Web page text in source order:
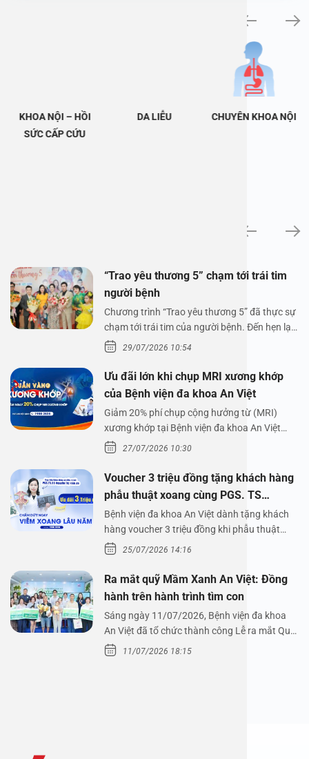
KHOA NỘI – HỒI
SỨC CẤP CỨU
DA LIỄU CHUYÊN KHOA NỘI
“Trao yêu thương 5” chạm tới trái tim
người bệnh
Chương trình “Trao yêu thương 5” đã thực sự
chạm tới trái tim của người bệnh. Đến hẹn lại
lên,…29/07/2026 10:54
Ưu đãi lớn khi chụp MRI xương khớp
của Bệnh viện đa khoa An Việt
Giảm 20% phí chụp cộng hưởng từ (MRI)
xương khớp tại Bệnh viện đa khoa An Việt
Bệnh viện đa…
27/07/2026 10:30
Voucher 3 triệu đồng tặng khách hàng
phẫu thuật xoang cùng PGS. TS
Nguyễn Thị Hoài An
Bệnh viện đa khoa An Việt dành tặng khách
hàng voucher 3 triệu đồng khi phẫu thuật
xoang cùng PGS.…
25/07/2026 14:16
Ra mắt quỹ Mầm Xanh An Việt: Đồng
hành trên hành trình tìm con
Sáng ngày 11/07/2026, Bệnh viện đa khoa
An Việt đã tổ chức thành công Lễ ra mắt Quỹ
Mầm Xanh…
11/07/2026 18:15